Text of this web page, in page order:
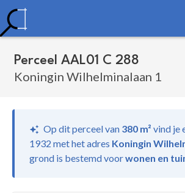
Perceel AAL01 C 288
Koningin Wilhelminalaan 1
Op dit perceel van 380 m² vind je
1932 met het adres Koningin
grond is bestemd voorwonen en